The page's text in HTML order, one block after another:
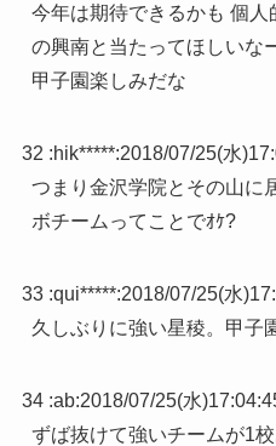
今年は期待できるかも 個
の興南と当たってほしいな
甲子園楽しみだな
32 :hik*****:2018/07/25(水
つまり金沢学院とその山に
ボチームってことでｵｹ?
33 :qui*****:2018/07/25(水
久しぶりに強い星稜。甲子
34 :ab:2018/07/25(水
ずば抜けて強いチームが1